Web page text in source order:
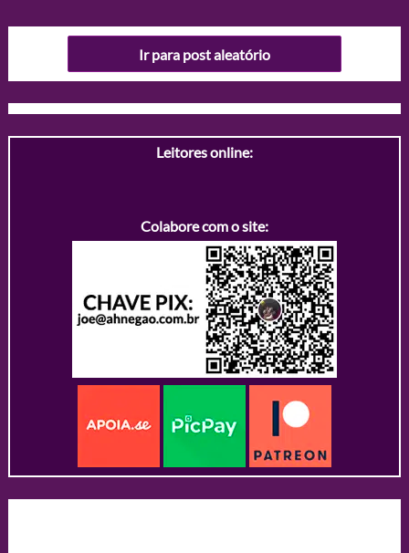
Ir para post aleatório
Leitores online:
Colabore com o site: